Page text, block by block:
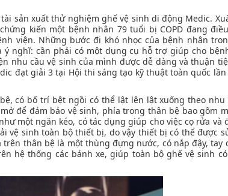
sản xuất thử nghiệm ghế vệ sinh di động Medic.
kiến một bệnh nhân 79 tuổi bị COPD đang
viện. Những bước đi khó nhọc của bệnh nhân
nghĩ: cần phải có một dụng cụ hỗ trợ giúp cho
nhu cầu vệ sinh của mình được dễ dàng và thuận
đạt giải 3 tại Hội thi sáng tạo kỹ thuật toàn quốc
có bố trí bệt ngồi có thể lật lên lật xuống theo nhu
để đảm bảo vệ sinh, phía trong thân bệ bao gồm
một ngăn kéo, có tác dụng giúp cho việc cọ rửa và
vệ sinh toàn bộ thiết bị, do vậy thiết bị có thể được
thân bệ là một thùng đựng nước, có nắp đậy, tay
hệ thống các bánh xe, giúp toàn bộ ghế vệ sinh